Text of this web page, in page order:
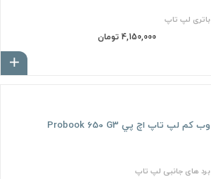
باتری لپ تاپ
4,150,000 تومان
وب کم لپ تاپ اچ پي Probook 650 G3
برد های جانبی لپ تاپ